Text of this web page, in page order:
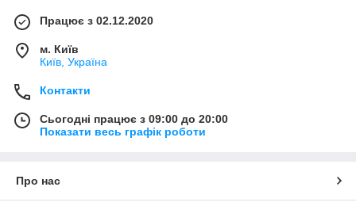
Працює з 02.12.2020
м. Київ
Київ, Україна
Контакти
Сьогодні працює з 09:00 до 20:00
Показати весь графік роботи
Про нас